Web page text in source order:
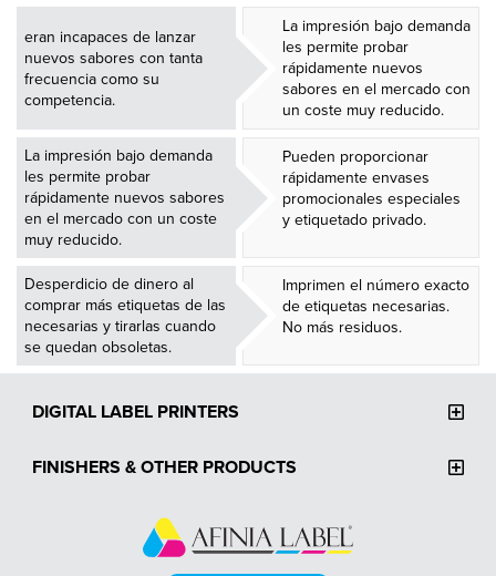
eran incapaces de lanzar
nuevos sabores con tanta
frecuencia como su
competencia.
La impresión bajo demanda
les permite probar
rápidamente nuevos
sabores en el mercado con
un coste muy reducido.
La impresión bajo demanda
les permite probar
rápidamente nuevos sabores
en el mercado con un coste
muy reducido.
Pueden proporcionar
rápidamente envases
promocionales especiales
y etiquetado privado.
Desperdicio de dinero al
comprar más etiquetas de las
necesarias y tirarlas cuando
se quedan obsoletas.
Imprimen el número exacto
de etiquetas necesarias.
No más residuos.
DIGITAL LABEL PRINTERS
FINISHERS & OTHER PRODUCTS